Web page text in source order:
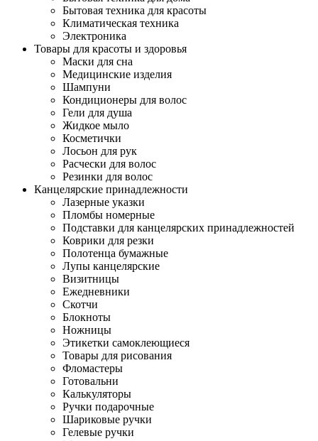
Бытовая техника для красоты
Климатическая техника
Электроника
Товары для красоты и здоровья
Маски для сна
Медицинские изделия
Шампуни
Кондиционеры для волос
Гели для душа
Жидкое мыло
Косметички
Лосьон для рук
Расчески для волос
Резинки для волос
Канцелярские принадлежности
Лазерные указки
Пломбы номерные
Подставки для канцелярских принадлежностей
Коврики для резки
Полотенца бумажные
Лупы канцелярские
Визитницы
Ежедневники
Скотчи
Блокноты
Ножницы
Этикетки самоклеющиеся
Товары для рисования
Фломастеры
Готовальни
Калькуляторы
Ручки подарочные
Шариковые ручки
Гелевые ручки